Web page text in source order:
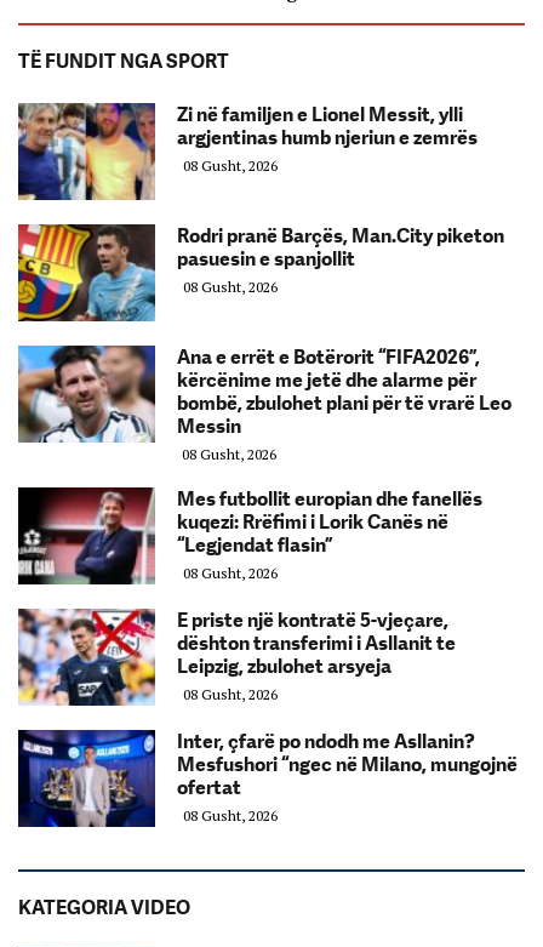
TË FUNDIT NGA SPORT
Zi në familjen e Lionel Messit, ylli
argjentinas humb njeriun e zemrës
08 Gusht, 2026
Rodri pranë Barçës, Man.City piketon
pasuesin e spanjollit
08 Gusht, 2026
Ana e errët e Botërorit “FIFA2026”,
kërcënime me jetë dhe alarme për
bombë, zbulohet plani për të vrarë Leo
Messin
08 Gusht, 2026
Mes futbollit europian dhe fanellës
kuqezi: Rrëfimi i Lorik Canës në
“Legjendat flasin”
08 Gusht, 2026
E priste një kontratë 5-vjeçare,
dështon transferimi i Asllanit te
Leipzig, zbulohet arsyeja
08 Gusht, 2026
Inter, çfarë po ndodh me Asllanin?
Mesfushori “ngec në Milano, mungojnë
ofertat
08 Gusht, 2026
KATEGORIA VIDEO